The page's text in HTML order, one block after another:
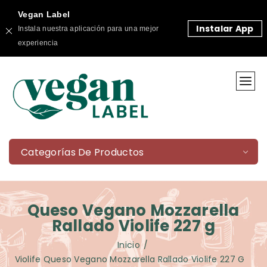
Categorías De Productos
Queso Vegano Mozzarella
Rallado Violife 227 g
Inicio
Violife Queso Vegano Mozzarella Rallado Violife 227 G
Vegan Label
Instala nuestra aplicación para una mejor
experiencia
Instalar App